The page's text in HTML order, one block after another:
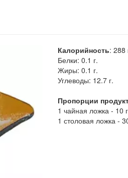
Калорийность: 288
Белки: 0.1 г.
Жиры: 0.1 г.
Углеводы: 12.7 г.
Пропорции
1 чайная ложка - 10
1 столовая ложка -